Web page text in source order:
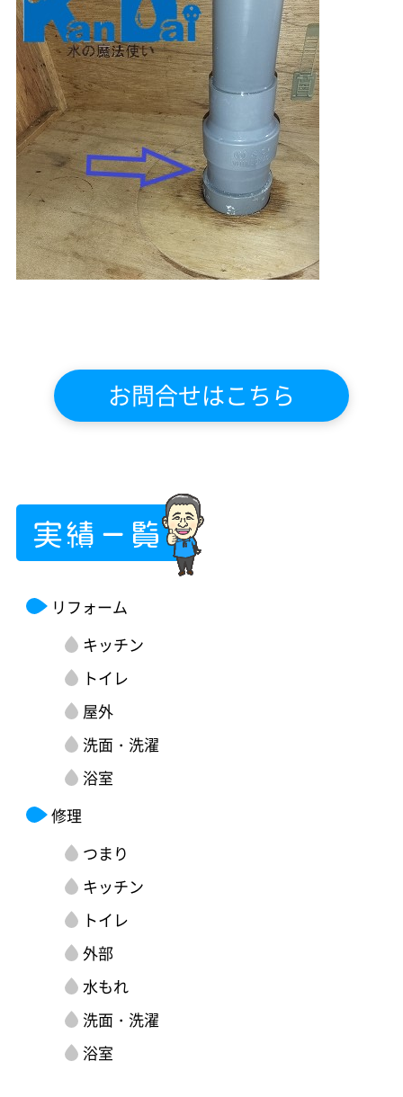
お問合せはこちら
リフォーム
キッチン
トイレ
屋外
洗面・洗濯
浴室
修理
つまり
キッチン
トイレ
外部
水もれ
洗面・洗濯
浴室